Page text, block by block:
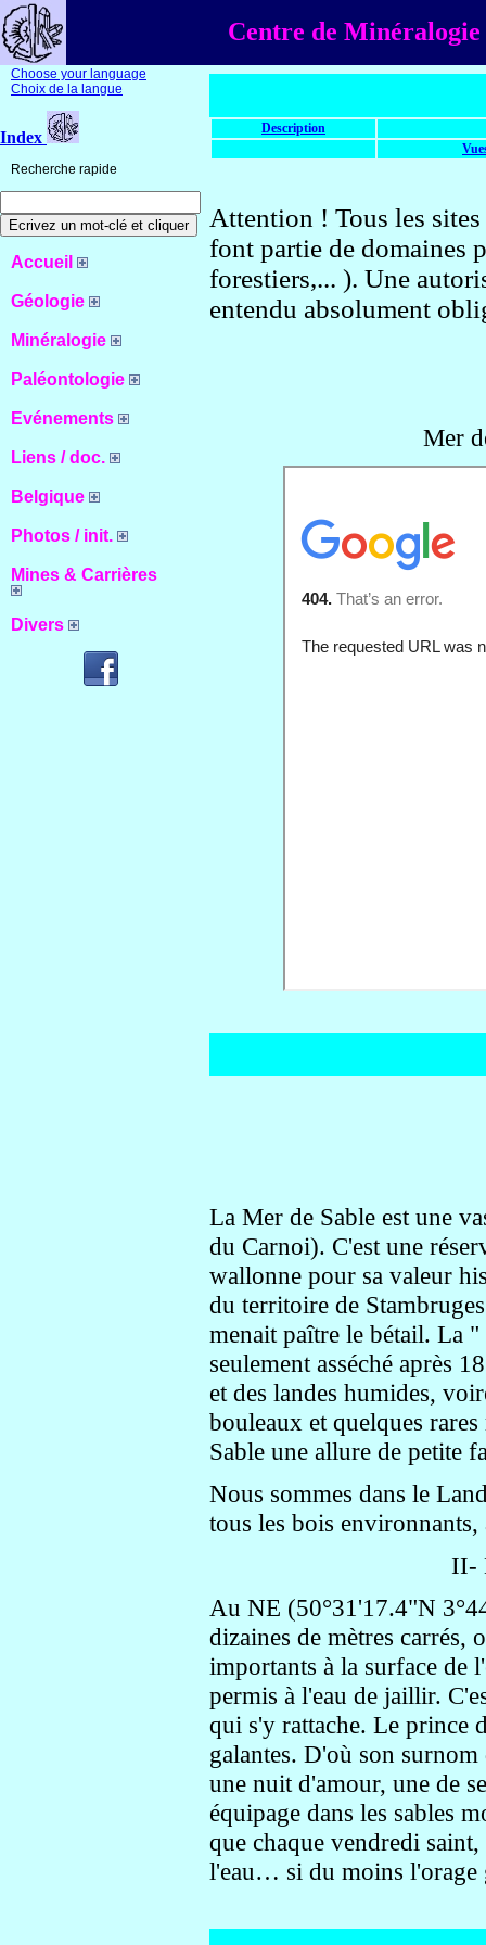
Centre de Minéralogie
Choose your language
Choix de la langue
Index
Recherche rapide
Accueil
Géologie
Minéralogie
Paléontologie
Evénements
Liens / doc.
Belgique
Photos / init.
Mines & Carrières
Divers
Description
Attention ! Tous les
font partie de domaines
forestiers,... ). Une
entendu absolument
Mer
La Mer de Sable est une
du Carnoi). C'est une
wallonne pour sa valeur
du territoire de
menait paître le bétail. La
seulement asséché après
et des landes humides,
bouleaux et quelques
Sable une allure de petite
Nous sommes dans le
tous les bois environnants,
II-
Au NE (50°31'17.4"N
dizaines de mètres carrés,
importants à la surface de
permis à l'eau de jaillir.
qui s'y rattache. Le prince
galantes. D'où son
une nuit d'amour, une de
équipage dans les sables
que chaque vendredi
l'eau… si du moins l'orage